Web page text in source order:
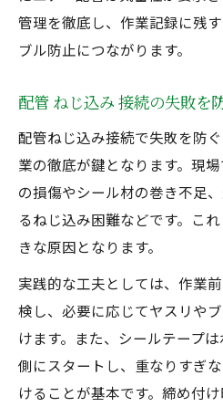
管理を徹底し、作業記録に残
ブル防止につながります。
配管 ねじ込み 接続の失敗を
配管ねじ込み接続で失敗を防
業の徹底が鍵となります。現
の損傷やシール材の巻き不足
るねじ込み困難などです。こ
きな原因となります。
実践的な工夫としては、作業
検し、必要に応じてヤスリや
けます。また、シールテープ
側にスタートし、重なりすぎ
けることが基本です。締め付